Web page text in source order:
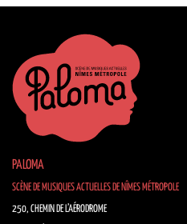
PALOMA
SCÈNE DE MUSIQUES ACTUELLES DE NÎMES MÉTROPOLE
250, CHEMIN DE L’AÉRODROME